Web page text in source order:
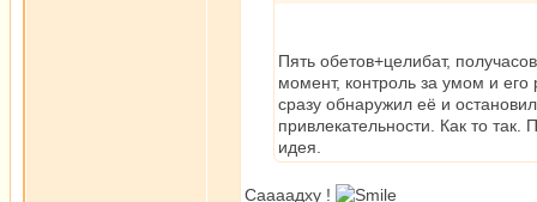
Пять обетов+целибат,
момент, контроль за умом и
сразу обнаружил её и
привлекательности. Как то
идея.
Саааадху !